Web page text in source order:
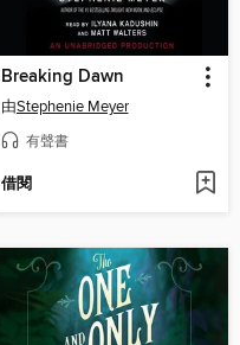
Breaking Dawn
由Stephenie Meyer
有聲書
借閱